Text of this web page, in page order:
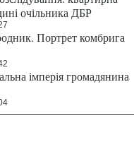
очільника ДБР
Портрет комбрига
імперія громадянина